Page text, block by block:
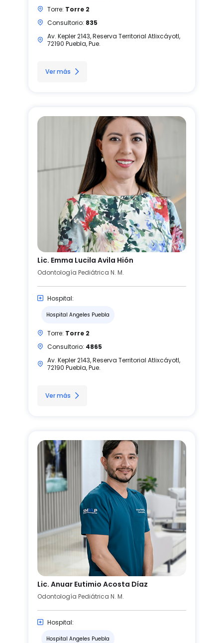
Torre: Torre 2
Consultorio: 835
Av. Kepler 2143, Reserva Territorial Atlixcáyotl,
72190 Puebla, Pue.
Ver más
Lic. Emma Lucila Avila Hión
Odontología Pediátrica N. M.
Hospital:
Hospital Angeles Puebla
Torre: Torre 2
Consultorio: 4865
Av. Kepler 2143, Reserva Territorial Atlixcáyotl,
72190 Puebla, Pue.
Ver más
Lic. Anuar Eutimio Acosta Díaz
Odontología Pediátrica N. M.
Hospital:
Hospital Angeles Puebla